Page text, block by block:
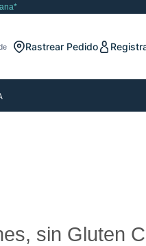
Rastrear Pedido
sin Gluten